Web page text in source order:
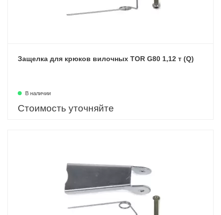
Защелка для крюков вилочных TOR G80 1,12 т (Q)
В наличии
Стоимость уточняйте